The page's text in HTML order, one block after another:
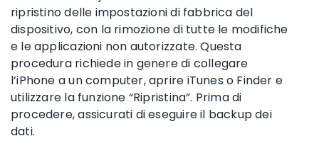
ripristino delle impostazioni di fabbrica del
dispositivo, con la rimozione di tutte le modifiche
e le applicazioni non autorizzate. Questa
procedura richiede in genere di collegare
l’iPhone a un computer, aprire iTunes o Finder e
utilizzare la funzione “Ripristina”. Prima di
procedere, assicurati di eseguire il backup dei
dati.